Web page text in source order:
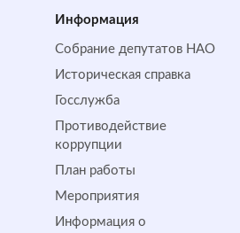
Информация
Собрание депутатов НАО
Историческая справка
Госслужба
Противодействие
коррупции
План работы
Мероприятия
Информация о